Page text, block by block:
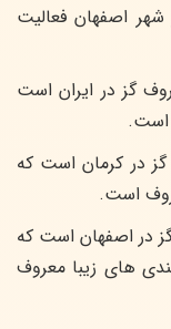
اصفهان فعالیت
گز در ایران است
است.
گز در کرمان است که
است.
در اصفهان است که
های زیبا معروف